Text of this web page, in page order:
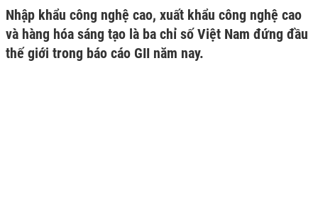
Nhập khẩu công nghệ cao, xuất khẩu công nghệ cao
và hàng hóa sáng tạo là ba chỉ số Việt Nam đứng đầu
thế giới trong báo cáo GII năm nay.